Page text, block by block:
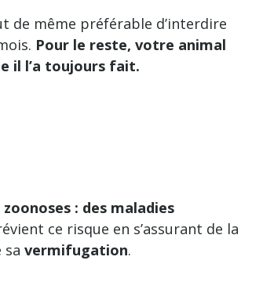
de même préférable d’interdire
Pour le reste, votre animal
il l’a toujours fait.
zoonoses : des maladies
ce risque en s’assurant de la
sa vermifugation.